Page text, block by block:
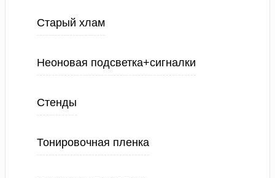
Старый хлам
Неоновая подсветка+сигналки
Стенды
Тонировочная пленка